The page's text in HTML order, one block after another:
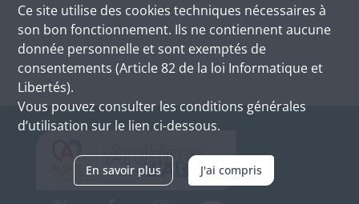
Ce site utilise des cookies techniques nécessaires à
son bon fonctionnement. Ils ne contiennent aucune
donnée personnelle et sont exemptés de
consentements (Article 82 de la loi Informatique et
Libertés).
Vous pouvez consulter les conditions générales
d’utilisation sur le lien ci-dessous.
En savoir plus J'ai compris